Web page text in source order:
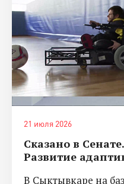
21 июля 2026
Сказано в
Развитие
В Сыктывкаре на